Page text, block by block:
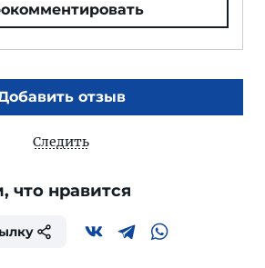
отзыв
Следить
что нравится